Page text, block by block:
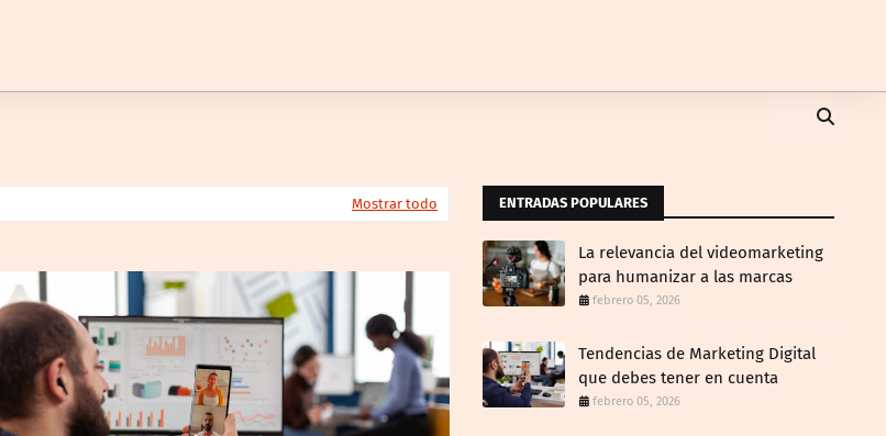
Mostrar todo ENTRADAS POPULARES
La relevancia del videomarketing
para humanizar a las marcas
febrero 05, 2026
Tendencias de Marketing Digital
que debes tener en cuenta
febrero 05, 2026